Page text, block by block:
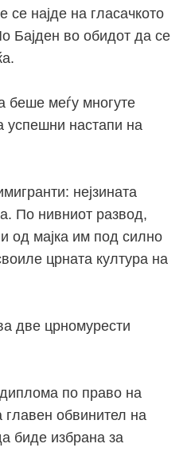
се најде на гласачкото
Бајден во обидот да се
беше меѓу многуте
успешни настапи на
нејзината
По нивниот развод,
од мајка им под силно
црната култура на
две црномурести
по право на
главен обвинител на
биде избрана за